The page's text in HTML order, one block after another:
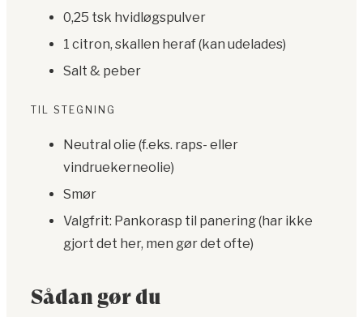
0,25 tsk hvidløgspulver
1 citron, skallen heraf (kan udelades)
Salt & peber
TIL STEGNING
Neutral olie (f.eks. raps- eller
vindruekerneolie)
Smør
Valgfrit: Pankorasp til panering (har ikke
gjort det her, men gør det ofte)
Sådan gør du